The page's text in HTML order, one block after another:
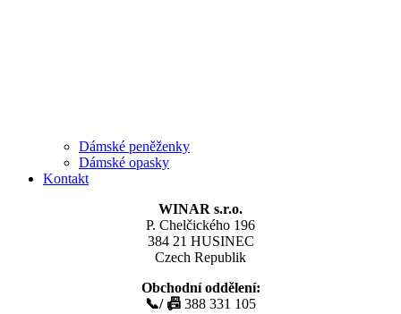
Dámské peněženky
Dámské opasky
Kontakt
WINAR s.r.o.
P. Chelčického 196
384 21 HUSINEC
Czech Republik
Obchodní oddělení:
📞/ 📠 388 331 105